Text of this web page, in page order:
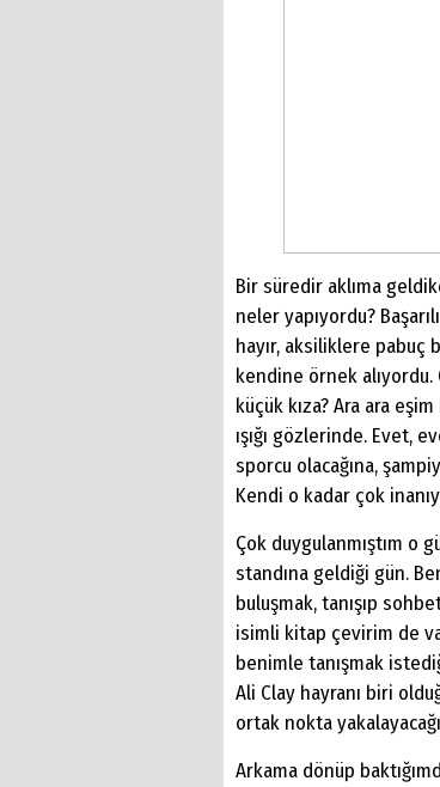
Bir süredir aklıma
neler yapıyordu?
hayır, aksiliklere pabuç
kendine örnek
küçük kıza? Ara ara
ışığı gözlerinde. Evet,
sporcu olacağına,
Kendi o kadar çok
Çok duygulanmıştım o
standına geldiği gün.
buluşmak, tanışıp
isimli kitap çevirim de
benimle tanışmak
Ali Clay hayranı biri
ortak nokta
Arkama dönüp